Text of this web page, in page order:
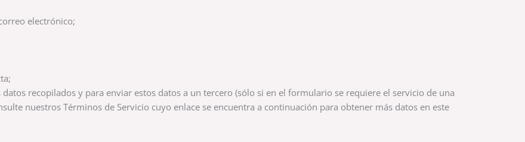
electrónico;
recopilados y para enviar estos datos a un tercero (sólo si en el formulario se requiere el servicio de una
nuestros Términos de Servicio cuyo enlace se encuentra a continuación para obtener más datos en este